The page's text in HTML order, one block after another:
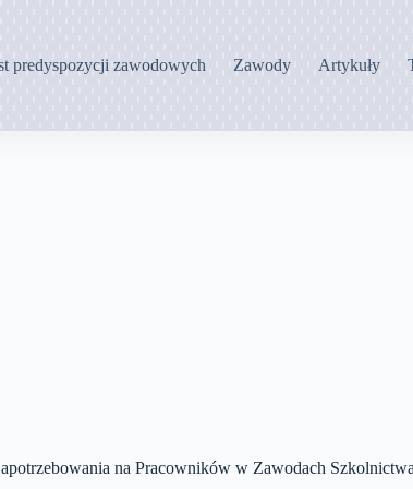
predyspozycji zawodowych Zawody Artykuły
na Pracowników w Zawodach